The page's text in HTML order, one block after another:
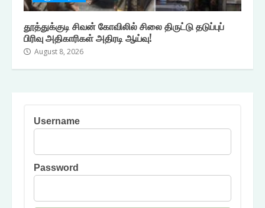
தூத்துக்குடி சிவன் கோவிலில் சிலை திருட்டு தடுப்புப்
பிரிவு அதிகாரிகள் அதிரடி ஆய்வு!
August 8, 2026
Username
Password